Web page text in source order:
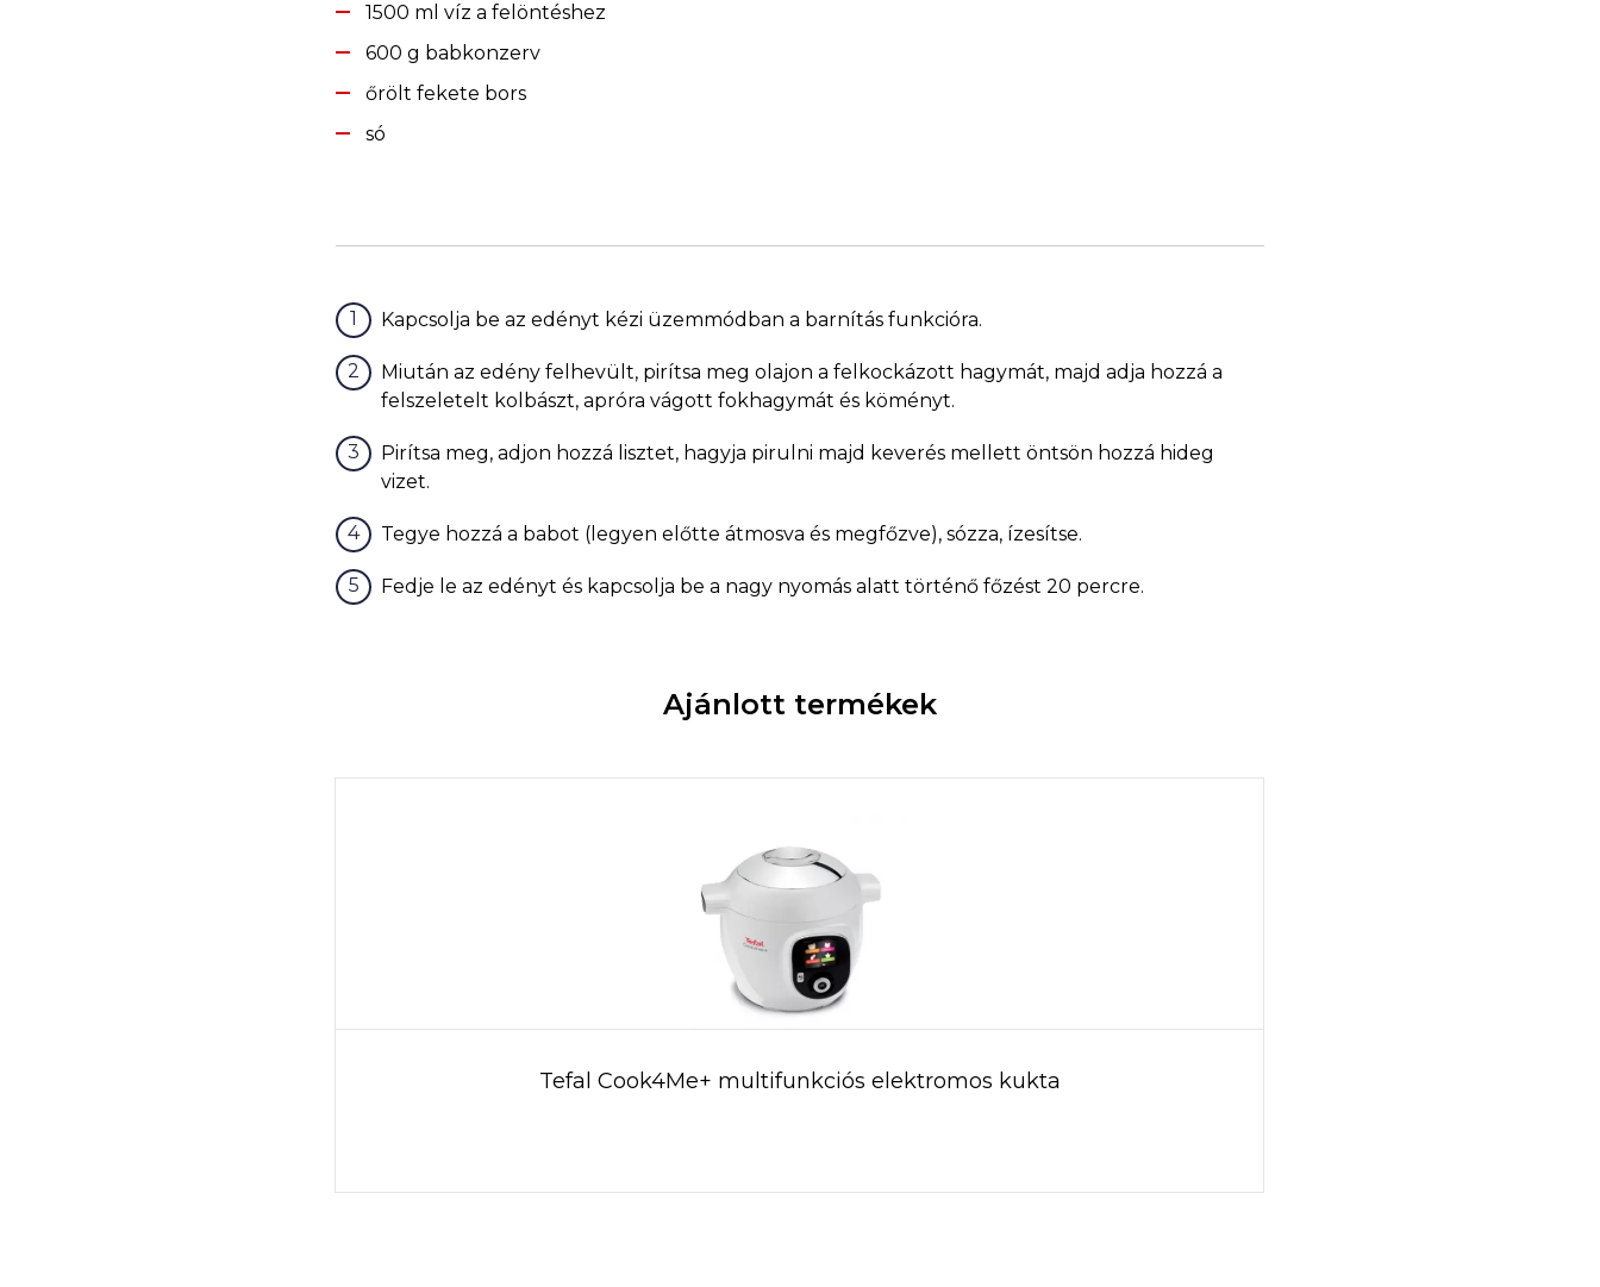
1500 ml víz a felöntéshez
600 g babkonzerv
őrölt fekete bors
só
Kapcsolja be az edényt kézi üzemmódban a barnítás funkcióra.
Miután az edény felhevült, pirítsa meg olajon a felkockázott hagymát, majd adja hozzá a
felszeletelt kolbászt, apróra vágott fokhagymát és köményt.
Pirítsa meg, adjon hozzá lisztet, hagyja pirulni majd keverés mellett öntsön hozzá hideg
vizet.
Tegye hozzá a babot (legyen előtte átmosva és megfőzve), sózza, ízesítse.
Fedje le az edényt és kapcsolja be a nagy nyomás alatt történő főzést 20 percre.
Ajánlott termékek
Tefal Cook4Me+ multifunkciós elektromos kukta